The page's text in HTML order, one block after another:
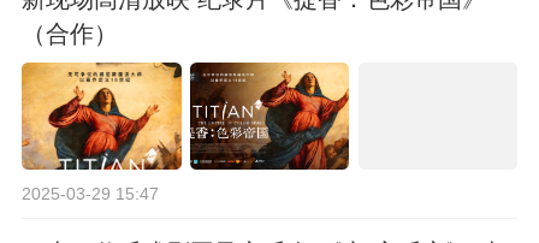
（合作）
2025-03-29 15:47